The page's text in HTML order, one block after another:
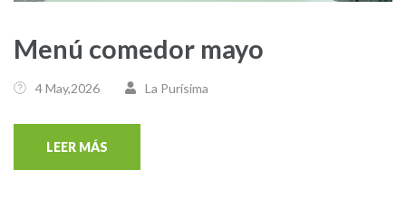
Menú comedor mayo
4 May,2026 La Purísima
LEER MÁS